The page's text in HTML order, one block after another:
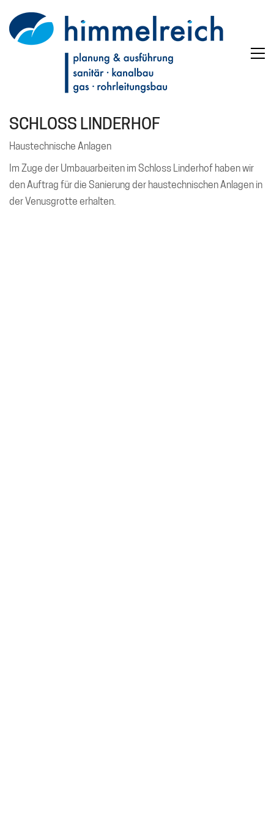
SCHLOSS LINDERHOF
Haustechnische Anlagen
Im Zuge der Umbauarbeiten im Schloss Linderhof haben wir
den Auftrag für die Sanierung der haustechnischen Anlagen in
der Venusgrotte erhalten.